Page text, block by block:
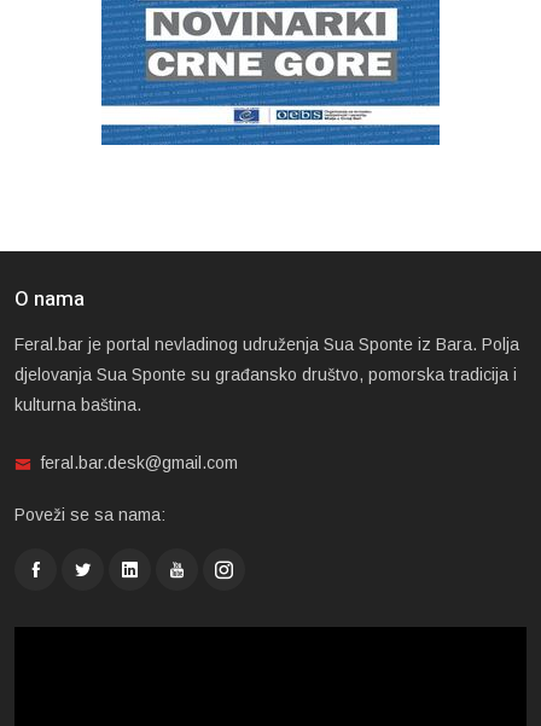
O nama
Feral.bar je portal nevladinog udruženja Sua Sponte iz Bara. Polja
djelovanja Sua Sponte su građansko društvo, pomorska tradicija i
kulturna baština.
feral.bar.desk@gmail.com
Poveži se sa nama: